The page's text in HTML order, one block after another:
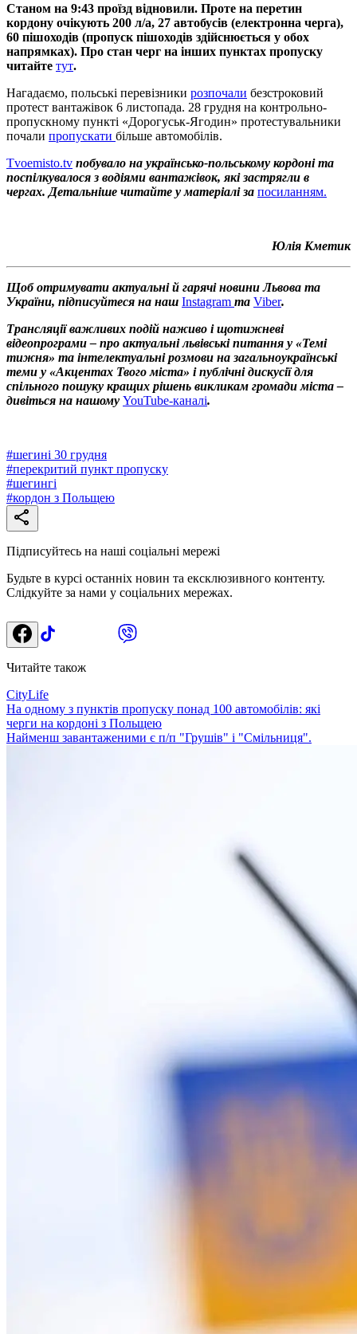
Станом на 9:43 проїзд відновили. Проте на перетин
кордону очікують 200 л/а, 27 автобусів (електронна черга),
60 пішоходів (пропуск пішоходів здійснюється у обох
напрямках). Про стан черг на інших пунктах пропуску
читайте тут.
Нагадаємо, польські перевізники розпочали безстроковий
протест вантажівок 6 листопада. 28 грудня на контрольно-
пропускному пункті «Дорогуськ-Ягодин» протестувальники
почали пропускати більше автомобілів.
Tvoemisto.tv побувало на українсько-польському кордоні та
поспілкувалося з водіями вантажівок, які застрягли в
чергах. Детальніше читайте у матеріалі за посиланням.
Юлія Кметик
Щоб отримувати актуальні й гарячі новини Львова та
України, підписуйтеся на наш Instagram та Viber.
Трансляції важливих подій наживо і щотижневі
відеопрограми – про актуальні львівські питання у «Темі
тижня» та інтелектуальні розмови на загальноукраїнські
теми у «Акцентах Твого міста» і публічні дискусії для
спільного пошуку кращих рішень викликам громади міста –
дивіться на нашому YouTube-каналі.
#шегині 30 грудня
#перекритий пункт пропуску
#шегингі
#кордон з Польщею
Підписуйтесь на наші соціальні мережі
Будьте в курсі останніх новин та ексклюзивного контенту.
Слідкуйте за нами у соціальних мережах.
Читайте також
CityLife
На одному з пунктів пропуску понад 100 автомобілів: які
черги на кордоні з Польщею
Найменш завантаженими є п/п "Грушів" і "Смільниця".